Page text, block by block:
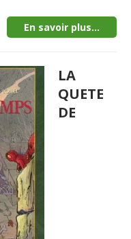
En savoir plus...
LA
QUETE
DE